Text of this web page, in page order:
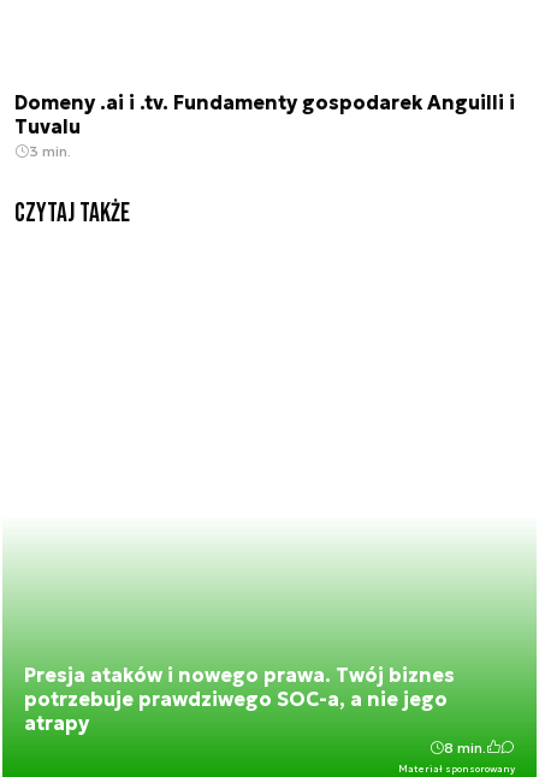
Domeny .ai i .tv. Fundamenty gospodarek Anguilli i
Tuvalu
3 min.
Czytaj także
Presja ataków i nowego prawa. Twój biznes
potrzebuje prawdziwego SOC-a, a nie jego
atrapy
Materiał sponsorowany
8 min.